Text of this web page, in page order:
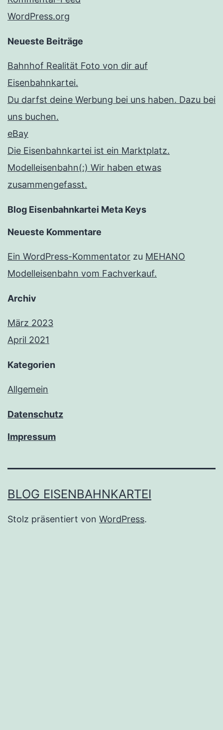
WordPress.org
Neueste Beiträge
Bahnhof Realität Foto von dir auf
Eisenbahnkartei.
Du darfst deine Werbung bei uns haben. Dazu bei
uns buchen.
eBay
Die Eisenbahnkartei ist ein Marktplatz.
Modelleisenbahn(:) Wir haben etwas
zusammengefasst.
Blog Eisenbahnkartei Meta Keys
Neueste Kommentare
Ein WordPress-Kommentator zu MEHANO
Modelleisenbahn vom Fachverkauf.
Archiv
März 2023
April 2021
Kategorien
Allgemein
Datenschutz
Impressum
BLOG EISENBAHNKARTEI
Stolz präsentiert von WordPress.